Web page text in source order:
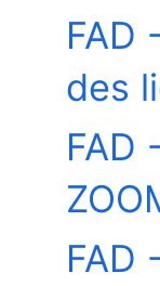
FAD
des
FAD
FAD